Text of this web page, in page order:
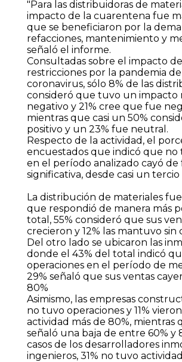
"Para las distribuidoras de
impacto de la cuarentena fue
que se beneficiaron por la
refacciones, mantenimiento y
señaló el informe.
Consultadas sobre el impacto
restricciones por la pandemia de
coronavirus, sólo 8% de las
consideró que tuvo un impacto
negativo y 21% cree que fue
mientras que casi un 50%
positivo y un 23% fue neutral.
Respecto de la actividad, el
encuestados que indicó que no
en el período analizado cayó de
significativa, desde casi un tercio
La distribución de materiales
que respondió de manera más
total, 55% consideró que sus
crecieron y 12% las mantuvo sin
Del otro lado se ubicaron las
donde el 43% del total indicó
operaciones en el período de
29% señaló que sus ventas
80%
Asimismo, las empresas
no tuvo operaciones y 11%
actividad más de 80%, mientras
señaló una baja de entre 60% y
casos de los desarrolladores
ingenieros, 31% no tuvo